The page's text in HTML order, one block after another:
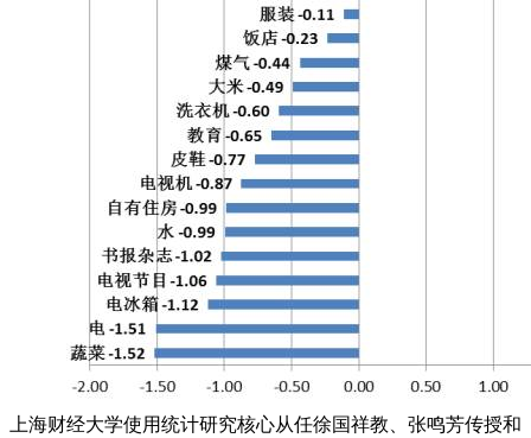
上海财经大学使用统计研究核心从任徐国祥教、张鸣芳传授和